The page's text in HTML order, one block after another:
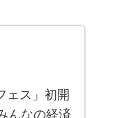
ェス」初開
んなの経済